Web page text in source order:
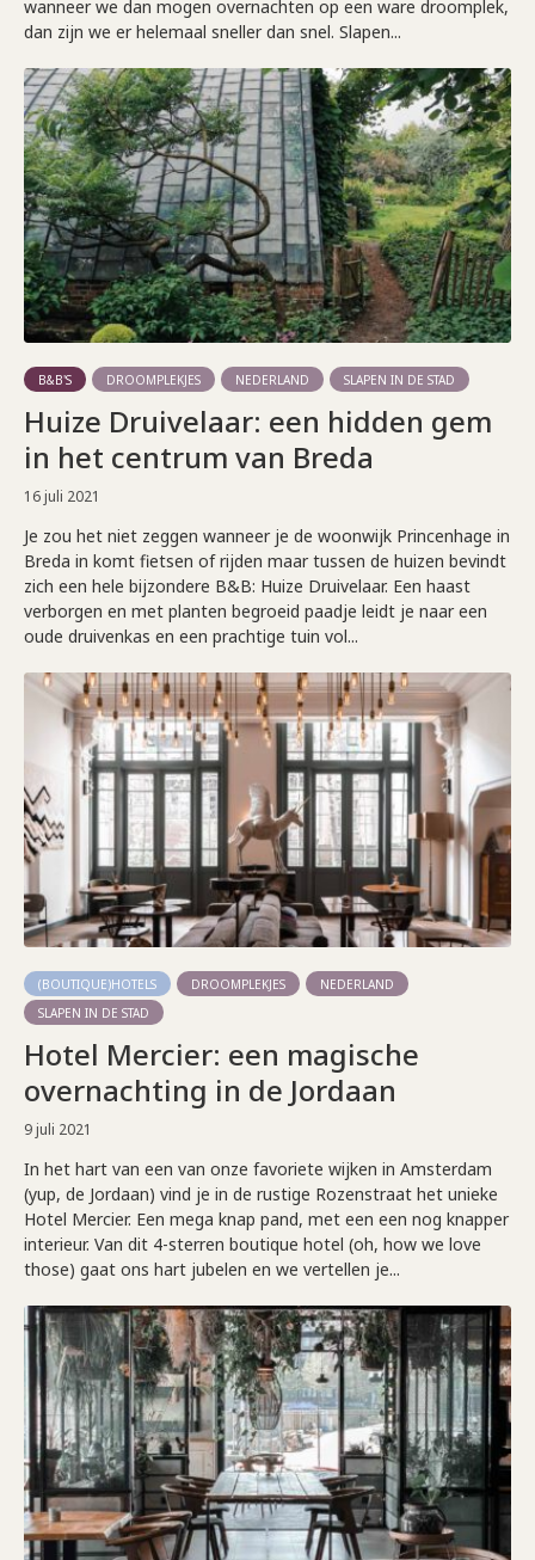
wanneer we dan mogen overnachten op een ware droomplek,
dan zijn we er helemaal sneller dan snel. Slapen...
B&B'S DROOMPLEKJES NEDERLAND SLAPEN IN DE STAD
Huize Druivelaar: een hidden gem
in het centrum van Breda
16 juli 2021
Je zou het niet zeggen wanneer je de woonwijk Princenhage in
Breda in komt fietsen of rijden maar tussen de huizen bevindt
zich een hele bijzondere B&B: Huize Druivelaar. Een haast
verborgen en met planten begroeid paadje leidt je naar een
oude druivenkas en een prachtige tuin vol...
(BOUTIQUE)HOTELS DROOMPLEKJES
NEDERLAND
SLAPEN IN DE STAD
Hotel Mercier: een magische
overnachting in de Jordaan
9 juli 2021
In het hart van een van onze favoriete wijken in Amsterdam
(yup, de Jordaan) vind je in de rustige Rozenstraat het unieke
Hotel Mercier. Een mega knap pand, met een een nog knapper
interieur. Van dit 4-sterren boutique hotel (oh, how we love
those) gaat ons hart jubelen en we vertellen je...